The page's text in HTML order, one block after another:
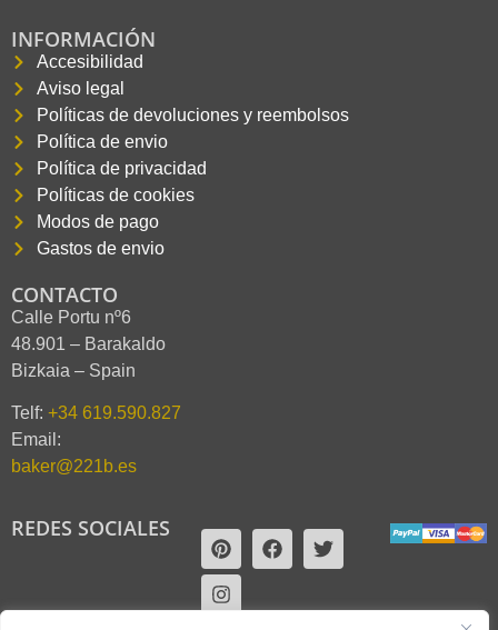
INFORMACIÓN
Accesibilidad
Aviso legal
Políticas de devoluciones y reembolsos
Política de envio
Política de privacidad
Políticas de cookies
Modos de pago
Gastos de envio
CONTACTO
Calle Portu nº6
48.901 – Barakaldo
Bizkaia – Spain
Telf: +34 619.590.827
Email:
baker@221b.es
REDES SOCIALES